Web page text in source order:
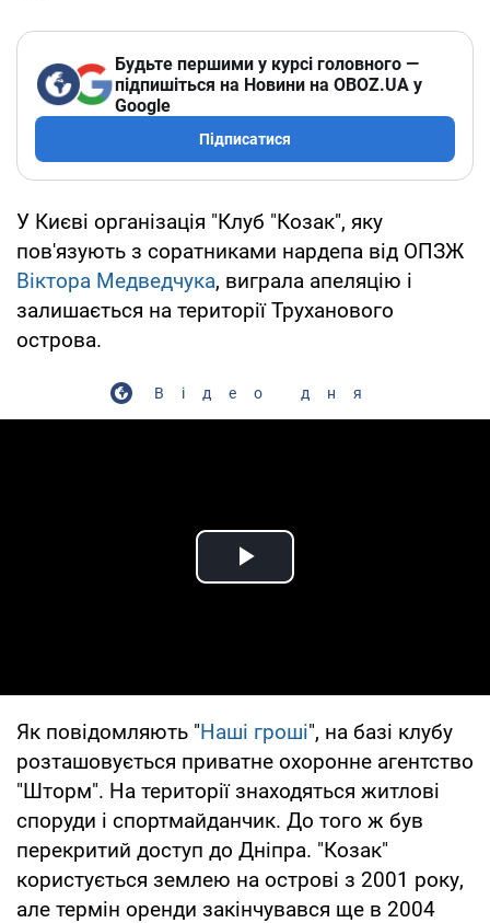
Будьте першими у курсі головного —
підпишіться на Новини на OBOZ.UA у
Google
Підписатися
У Києві організація "Клуб "Козак", яку
пов'язують з соратниками нардепа від ОПЗЖ
Віктора Медведчука, виграла апеляцію і
залишається на території Труханового
острова.
Відео дня
Play Video
Як повідомляють "Наші гроші", на базі клубу
розташовується приватне охоронне агентство
"Шторм". На території знаходяться житлові
споруди і спортмайданчик. До того ж був
перекритий доступ до Дніпра. "Козак"
користується землею на острові з 2001 року,
але термін оренди закінчувався ще в 2004